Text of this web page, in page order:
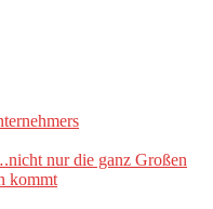
nur die ganz Großen
kommt